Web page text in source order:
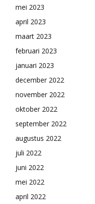
mei 2023
april 2023
maart 2023
februari 2023
januari 2023
december 2022
november 2022
oktober 2022
september 2022
augustus 2022
juli 2022
juni 2022
mei 2022
april 2022